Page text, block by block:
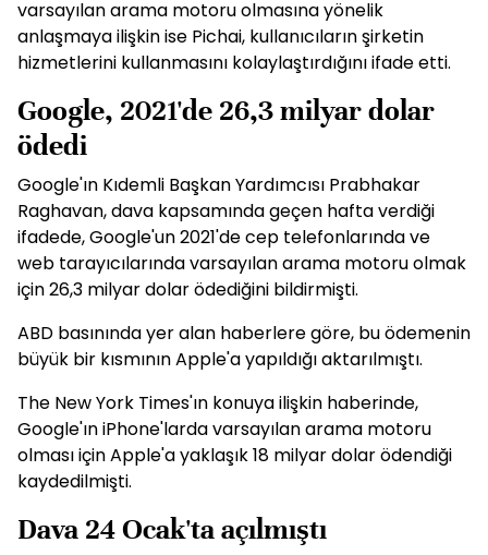
varsayılan arama motoru olmasına yönelik
anlaşmaya ilişkin ise Pichai, kullanıcıların şirketin
hizmetlerini kullanmasını kolaylaştırdığını ifade etti.
Google, 2021'de 26,3 milyar dolar
ödedi
Google'ın Kıdemli Başkan Yardımcısı Prabhakar
Raghavan, dava kapsamında geçen hafta verdiği
ifadede, Google'un 2021'de cep telefonlarında ve
web tarayıcılarında varsayılan arama motoru olmak
için 26,3 milyar dolar ödediğini bildirmişti.
ABD basınında yer alan haberlere göre, bu ödemenin
büyük bir kısmının Apple'a yapıldığı aktarılmıştı.
The New York Times'ın konuya ilişkin haberinde,
Google'ın iPhone'larda varsayılan arama motoru
olması için Apple'a yaklaşık 18 milyar dolar ödendiği
kaydedilmişti.
Dava 24 Ocak'ta açılmıştı